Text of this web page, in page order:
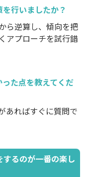
行いましたか？
ら逆算し、傾向を把
アプローチを試行錯
た点を教えてくだ
あればすぐに質問で
るのが一番の楽し